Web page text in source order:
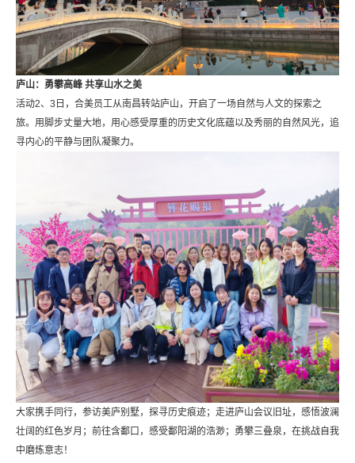
庐山：勇攀高峰 共享山水之美
活动2、3日，合美员工从南昌转站庐山，开启了一场自然与人文的探索之
旅。用脚步丈量大地，用心感受厚重的历史文化底蕴以及秀丽的自然风光，追
寻内心的平静与团队凝聚力。
大家携手同行，参访美庐别墅，探寻历史痕迹；走进庐山会议旧址，感悟波澜
壮阔的红色岁月；前往含鄱口，感受鄱阳湖的浩渺；勇攀三叠泉，在挑战自我
中磨炼意志！